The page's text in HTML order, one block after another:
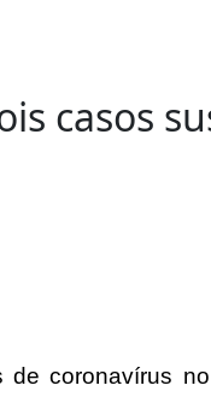
casos
coronavírus